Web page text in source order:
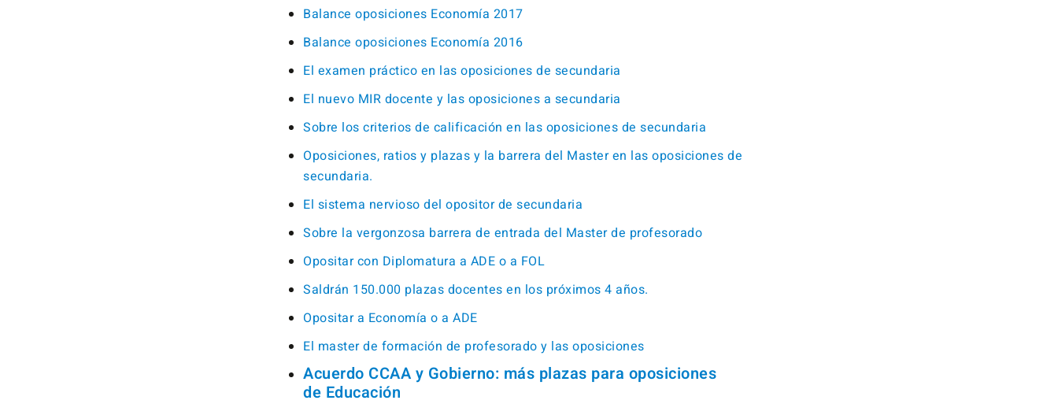
Balance oposiciones Economía 2017
Balance oposiciones Economía 2016
El examen práctico en las oposiciones de secundaria
El nuevo MIR docente y las oposiciones a secundaria
Sobre los criterios de calificación en las oposiciones de secundaria
Oposiciones, ratios y plazas y la barrera del Master en las oposiciones de
secundaria.
El sistema nervioso del opositor de secundaria
Sobre la vergonzosa barrera de entrada del Master de profesorado
Opositar con Diplomatura a ADE o a FOL
Saldrán 150.000 plazas docentes en los próximos 4 años.
Opositar a Economía o a ADE
El master de formación de profesorado y las oposiciones
Acuerdo CCAA y Gobierno: más plazas para oposiciones
de Educación